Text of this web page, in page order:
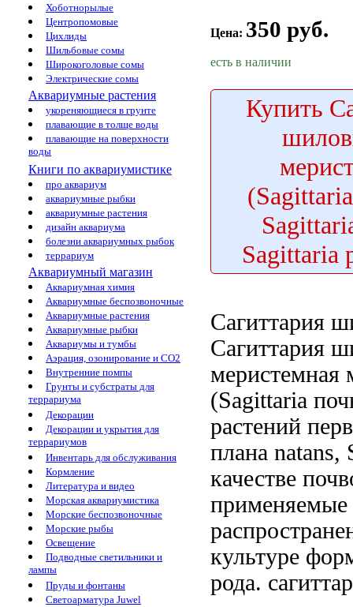
Хоботнорылые
Центропомовые
Цихлиды
Шильбовые сомы
Широкоголовые сомы
Электрические сомы
Аквариумные растения
укореняющиеся в грунте
плавающие в толще воды
плавающие на поверхности
воды
Книги по аквариумистике
про аквариум
аквариумные рыбки
аквариумные растения
дизайн аквариума
болезни аквариумных рыбок
террариум
Аквариумный магазин
Аквариумная химия
Аквариумные беспозвоночные
Аквариумные растения
Аквариумные рыбки
Аквариумы и тумбы
Аэрация, озонирование и CO2
Внутренние помпы
Грунты и субстраты для
террариума
Декорации
Декорации и укрытия для
террариумов
Инвентарь для обслуживания
Кормление
Литература и видео
Морская аквариумистика
Морские беспозвоночные
Морские рыбы
Освещение
Подводные светильники и
лампы
Пруды и фонтаны
Светоарматура Juwel
Цена: 350 руб.
есть в наличии
Купить
Sagittaria
Сагиттария
Сагиттария
меристемная
(Sagittaria
растений
плана natans,
качестве
применяемые
культуре
рода.